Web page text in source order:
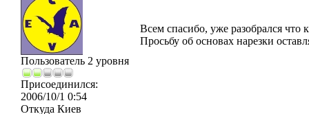
Пользователь 2 уровня
Присоединился:
2006/10/1 0:54
Откуда Киев
Всем спасибо, уже разобрался что
Просьбу об основах нарезки